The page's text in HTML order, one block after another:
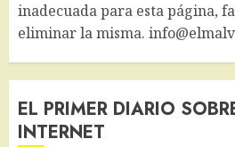
inadecuada para esta página,
eliminar la misma.
EL PRIMER DIARIO
INTERNET